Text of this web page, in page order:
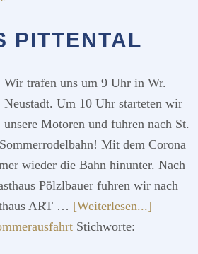
PITTENTAL
Wir trafen uns um 9 Uhr in Wr.
Neustadt. Um 10 Uhr starteten wir
unsere Motoren und fuhren nach St.
Mit dem Corona
wieder die Bahn hinunter. Nach
Pölzlbauer fuhren wir nach
ART … [Weiterlesen...]
Stichworte: